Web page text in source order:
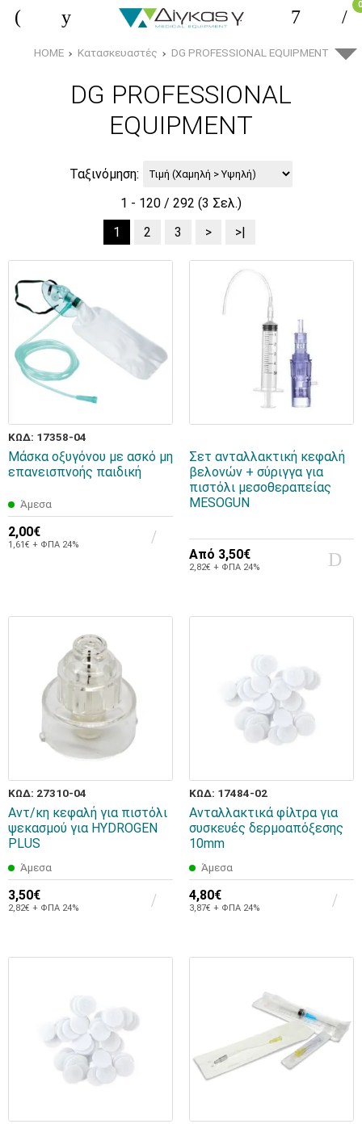
0
HOME Κατασκευαστές DG PROFESSIONAL EQUIPMENT
DG PROFESSIONAL
EQUIPMENT
Ταξινόμηση:
1 - 120 / 292 (3 Σελ.)
1
2 3 > >|
ΚΩΔ: 17358-04
Μάσκα οξυγόνου με ασκό μη
επανεισπνοής παιδική
Άμεσα
2,00€
1,61€ + ΦΠΑ 24%
Σετ ανταλλακτική κεφαλή
βελονών + σύριγγα για
πιστόλι μεσοθεραπείας
MESOGUN
Από 3,50€
2,82€ + ΦΠΑ 24%
ΚΩΔ: 27310-04
Αντ/κη κεφαλή για πιστόλι
ψεκασμού για HYDROGEN
PLUS
Άμεσα
3,50€
2,82€ + ΦΠΑ 24%
ΚΩΔ: 17484-02
Ανταλλακτικά φίλτρα για
συσκευές δερμοαπόξεσης
10mm
Άμεσα
4,80€
3,87€ + ΦΠΑ 24%